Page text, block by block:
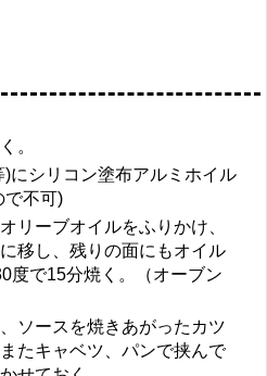
。
にシリコン塗布アルミホイル
で不可)
リーブオイルをふりかけ、
移し、残りの面にもオイル
度で15分焼く。（オーブン
ソースを焼きあがったカツ
たキャベツ、パンで挟んで